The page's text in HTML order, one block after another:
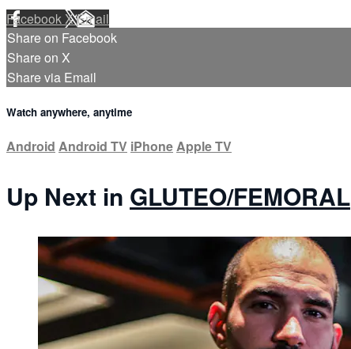
FacebookXEmail
Share on Facebook
Share on X
Share via Email
Watch anywhere, anytime
Android Android TV iPhoneApple TV
Up Next in GLUTEO/FEMORAL